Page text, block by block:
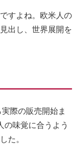
すよね。欧米人の
出し、世界展開を
際の販売開始ま
の味覚に合うよう
た。